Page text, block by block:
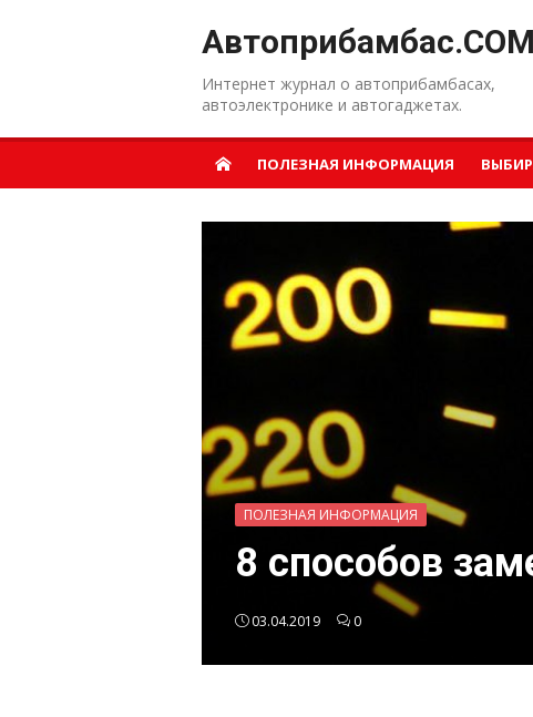
Автоприбамбас.COM
Интернет журнал о автоприбамбасах,
автоэлектронике и автогаджетах.
ПОЛЕЗНАЯ ИНФОРМАЦИЯ
ПОЛЕЗНАЯ ИНФОРМАЦИЯ
8 способов
03.04.2019 0